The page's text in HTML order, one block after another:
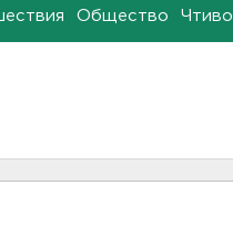
Общество Чтиво